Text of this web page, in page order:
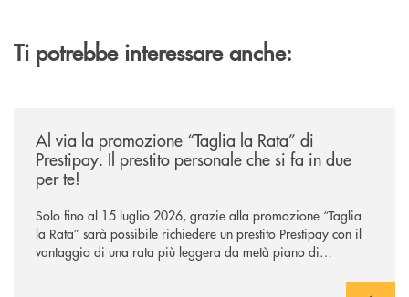
Ti potrebbe interessare anche:
Al via la promozione “Taglia la Rata” di
Prestipay. Il prestito personale che si fa in due
per te!
Solo fino al 15 luglio 2026, grazie alla promozione “Taglia
la Rata” sarà possibile richiedere un prestito Prestipay con il
vantaggio di una rata più leggera da metà piano di